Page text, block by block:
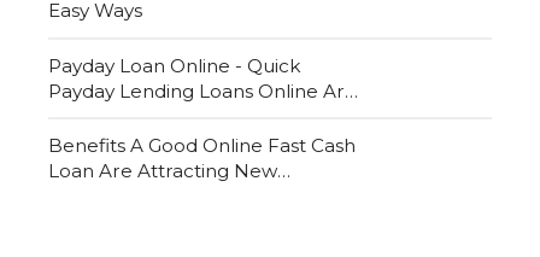
Easy Ways
Payday Loan Online - Quick
Payday Lending Loans Online Are
Benefits A Good Online Fast Cash
Loan Are Attracting New